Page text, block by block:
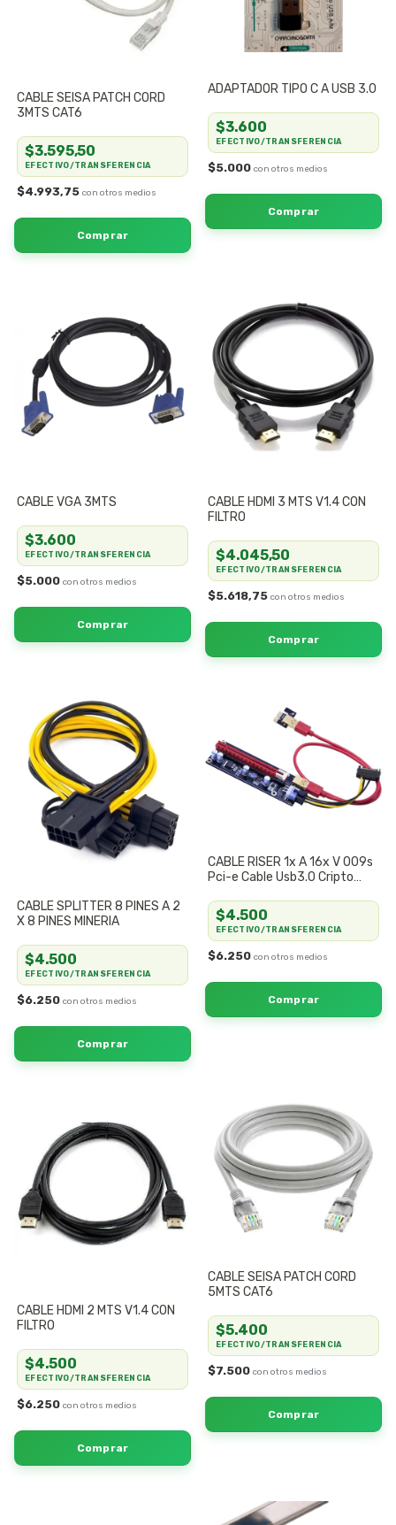
CABLE SEISA PATCH CORD
3MTS CAT6
$4.993,75
$3.595,50
EFECTIVO/TRANSFERENCIA
ADAPTADOR TIPO C A USB 3.0
$5.000
$3.600
EFECTIVO/TRANSFERENCIA
CABLE VGA 3MTS
$5.000
$3.600
EFECTIVO/TRANSFERENCIA
CABLE HDMI 3 MTS V1.4 CON
FILTRO
$5.618,75
$4.045,50
EFECTIVO/TRANSFERENCIA
CABLE SPLITTER 8 PINES A 2
X 8 PINES MINERIA
$6.250
$4.500
EFECTIVO/TRANSFERENCIA
CABLE RISER 1x A 16x V 009s
Pci-e Cable Usb3.0 Cripto
$6.250
$4.500
EFECTIVO/TRANSFERENCIA
CABLE HDMI 2 MTS V1.4 CON
FILTRO
$6.250
$4.500
EFECTIVO/TRANSFERENCIA
CABLE SEISA PATCH CORD
5MTS CAT6
$7.500
$5.400
EFECTIVO/TRANSFERENCIA